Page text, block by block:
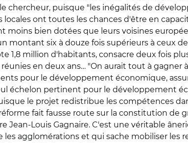
chercheur, puisque "les inégalités de
ont toutes les chances d'être en
moins bien dotées que leurs voisines
montant six à douze fois supérieurs à ceux
1,8 million d'habitants, consacre deux fois
en deux ans… "On aurait tout à gagner
pour le développement économique,
échelon pertinent pour le développement
le projet redistribue les compétences
fait fausse route sur la constitution de
Jean-Louis Gagnaire. C'est une véritable
agglomérations et qui sache mobiliser les